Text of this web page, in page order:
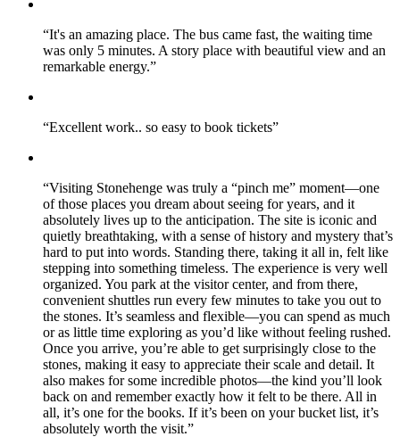
“It's an amazing place. The bus came fast, the waiting time
was only 5 minutes. A story place with beautiful view and an
remarkable energy.”
“Excellent work.. so easy to book tickets”
“Visiting Stonehenge was truly a “pinch me” moment—one
of those places you dream about seeing for years, and it
absolutely lives up to the anticipation. The site is iconic and
quietly breathtaking, with a sense of history and mystery that’s
hard to put into words. Standing there, taking it all in, felt like
stepping into something timeless. The experience is very well
organized. You park at the visitor center, and from there,
convenient shuttles run every few minutes to take you out to
the stones. It’s seamless and flexible—you can spend as much
or as little time exploring as you’d like without feeling rushed.
Once you arrive, you’re able to get surprisingly close to the
stones, making it easy to appreciate their scale and detail. It
also makes for some incredible photos—the kind you’ll look
back on and remember exactly how it felt to be there. All in
all, it’s one for the books. If it’s been on your bucket list, it’s
absolutely worth the visit.”